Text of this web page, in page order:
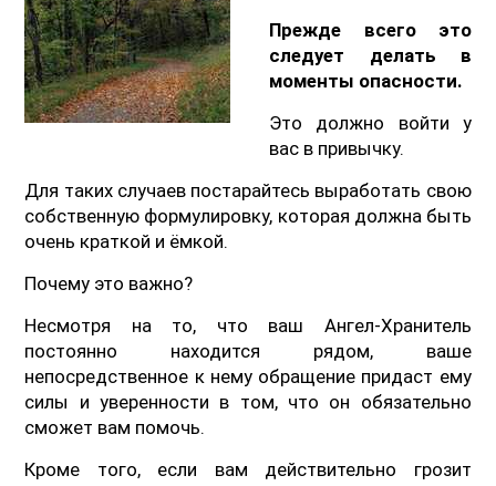
Прежде всего это
следует делать в
моменты опасности.
Это должно войти у
вас в привычку.
Для таких случаев постарайтесь выработать свою
собственную формулировку, которая должна быть
очень краткой и ёмкой.
Почему это важно?
Несмотря на то, что ваш Ангел-Хранитель
постоянно находится рядом, ваше
непосредственное к нему обращение придаст ему
силы и уверенности в том, что он обязательно
сможет вам помочь.
Кроме того, если вам действительно грозит